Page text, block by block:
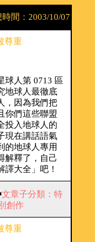
時間：2003/10/07
尊重
球人第 0713 區
地球人最徹底
，因為我們把
你們這些聯盟
投入地球人的
現在講話語氣
的地球人專用
解釋了，自己
譯大全」吧！
文章子分類：特
創作
尊重